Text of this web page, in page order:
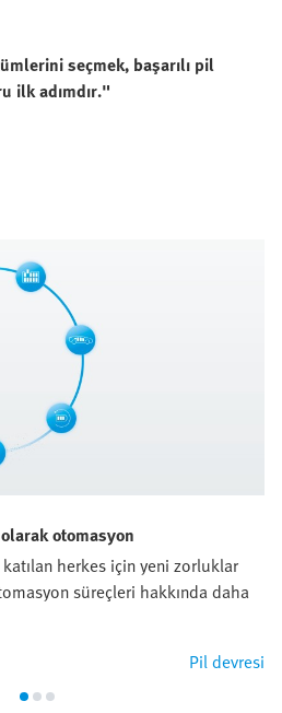
seçmek, başarılı pil
ilk adımdır."
otomasyon
herkes için yeni zorluklar
süreçleri hakkında daha
Pil devresi